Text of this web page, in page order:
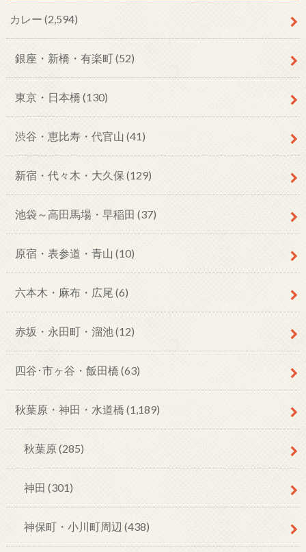
カレー (2,594)
銀座・新橋・有楽町(52)
東京・日本橋 (130)
渋谷・恵比寿・代官山 (41)
新宿・代々木・大久保 (129)
池袋～高田馬場・早稲田 (37)
原宿・表参道・青山 (10)
六本木・麻布・広尾 (6)
赤坂・永田町・溜池(12)
四谷･市ヶ谷・飯田橋 (63)
秋葉原・神田・水道橋 (1,189)
秋葉原(285)
神田 (301)
神保町・小川町周辺 (438)